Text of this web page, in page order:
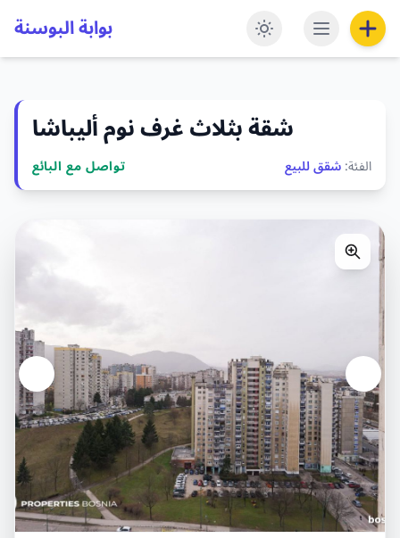
بوابة البوسنة
شقة بثلاث غرف نوم أليباشا
تواصل مع البائع الفئة:شقق للبيع